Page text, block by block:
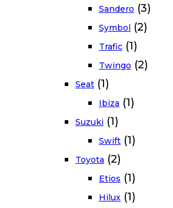
Sandero (3)
Symbol (2)
Trafic (1)
Twingo (2)
Seat (1)
Ibiza (1)
Suzuki (1)
Swift (1)
Toyota (2)
Etios (1)
Hilux (1)